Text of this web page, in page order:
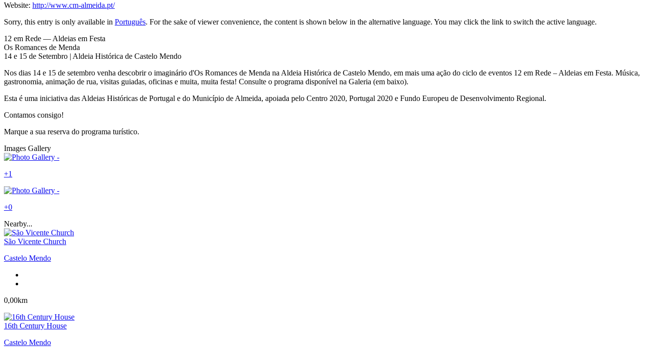
Website: http://www.cm-almeida.pt/
Sorry, this entry is only available in Português. For the sake of viewer convenience, the content is shown below in the alternative language. You may click the link to switch the active language.
12 em Rede — Aldeias em Festa
Os Romances de Menda
14 e 15 de Setembro | Aldeia Histórica de Castelo Mendo
Nos dias 14 e 15 de setembro venha descobrir o imaginário d'Os Romances de Menda na Aldeia Histórica de Castelo Mendo, em mais uma ação do ciclo de eventos 12 em Rede – Aldeias em Festa. Música,
gastronomia, animação de rua, visitas guiadas, oficinas e muita, muita festa! Consulte o programa disponível na Galeria (em baixo).
Esta é uma iniciativa das Aldeias Históricas de Portugal e do Município de Almeida, apoiada pelo Centro 2020, Portugal 2020 e Fundo Europeu de Desenvolvimento Regional.
Contamos consigo!
Marque a sua reserva do programa turístico.
Images Gallery
+1
+0
Nearby...
São Vicente Church
Castelo Mendo
0,00km
16th Century House
Castelo Mendo